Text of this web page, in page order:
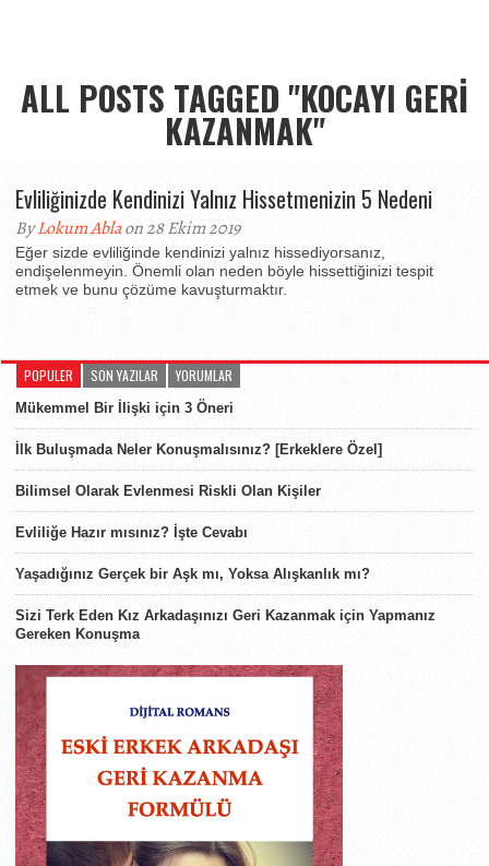
ALL POSTS TAGGED "KOCAYI GERI
KAZANMAK"
Evliliğinizde Kendinizi Yalnız Hissetmenizin 5 Nedeni
ByLokum Ablaon 28 Ekim 2019
Eğer sizde evliliğinde kendinizi yalnız hissediyorsanız,
endişelenmeyin. Önemli olan neden böyle hissettiğinizi tespit
etmek ve bunu çözüme kavuşturmaktır.
POPULER SON YAZILAR YORUMLAR
Mükemmel Bir İlişki için 3 Öneri
İlk Buluşmada Neler Konuşmalısınız? [Erkeklere Özel]
Bilimsel Olarak Evlenmesi Riskli Olan Kişiler
Evliliğe Hazır mısınız? İşte Cevabı
Yaşadığınız Gerçek bir Aşk mı, Yoksa Alışkanlık mı?
Sizi Terk Eden Kız Arkadaşınızı Geri Kazanmak için Yapmanız
Gereken Konuşma